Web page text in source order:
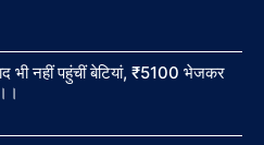
भी नहीं पहुंचीं बेटियां, ₹5100 भेजकर